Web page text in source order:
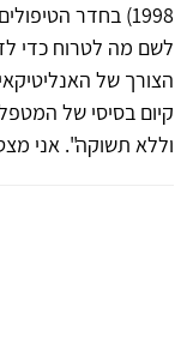
1998) בחדר
לשם מה לטרוח כדי
הצורך של
קיום בסיסי של
וללא תשוקה". אני מצטטת